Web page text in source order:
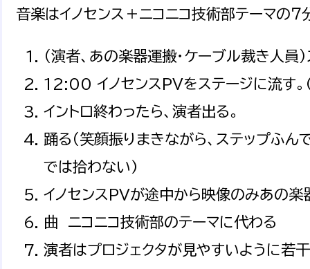
音楽はイノセンス＋ニコニコ技術部テーマの７
（演者、あの楽器運搬・ケーブル裁き人員
12:00 イノセンスPVをステージに流す。
イントロ終わったら、演者出る。
踊る（笑顔振りまきながら、ステップふん
では拾わない)
イノセンスPVが途中から映像のみあの楽
曲 ニコニコ技術部のテーマに代わる
演者はプロジェクタが見やすいように若